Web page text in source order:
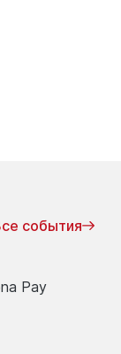
события
Pay